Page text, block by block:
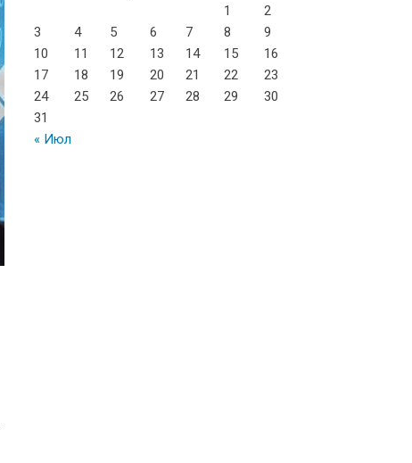
« Июл
1
2
3
4 5 6 7 8
9
10
11 12 13 14 15
16
17
18 19 20 21 22
23
24
25 26 27 28 29
30
31